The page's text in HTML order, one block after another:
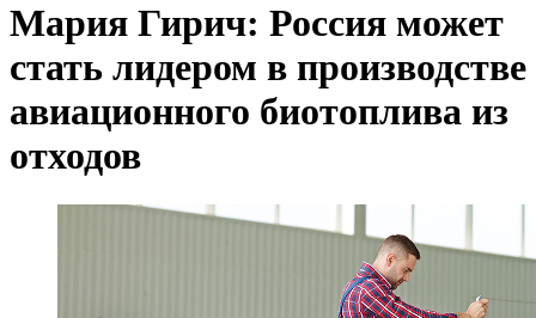
Мария Гирич: Россия может
стать лидером в производстве
авиационного биотоплива из
отходов